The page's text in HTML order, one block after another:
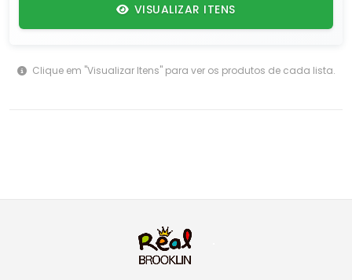
VISUALIZAR ITENS
Clique em "Visualizar Itens" para ver os produtos de cada lista.